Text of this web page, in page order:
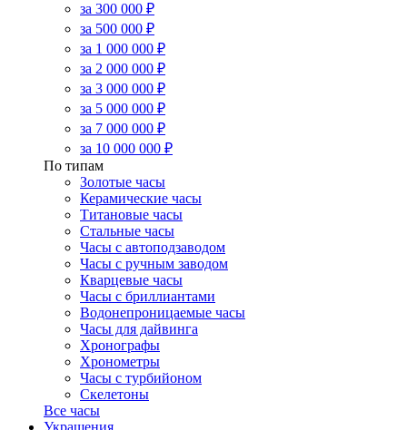
за 300 000 ₽
за 500 000 ₽
за 1 000 000 ₽
за 2 000 000 ₽
за 3 000 000 ₽
за 5 000 000 ₽
за 7 000 000 ₽
за 10 000 000 ₽
По типам
Золотые часы
Керамические часы
Титановые часы
Стальные часы
Часы с автоподзаводом
Часы с ручным заводом
Кварцевые часы
Часы с бриллиантами
Водонепроницаемые часы
Часы для дайвинга
Хронографы
Хронометры
Часы с турбийоном
Скелетоны
Все часы